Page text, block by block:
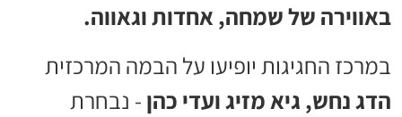
באווירה של שמחה, אחדות וגאווה.
במרכז החגיגות יופיעו על הבמה המרכזית
הדג נחש, גיא מזיג ועדי כהן - נבחרת